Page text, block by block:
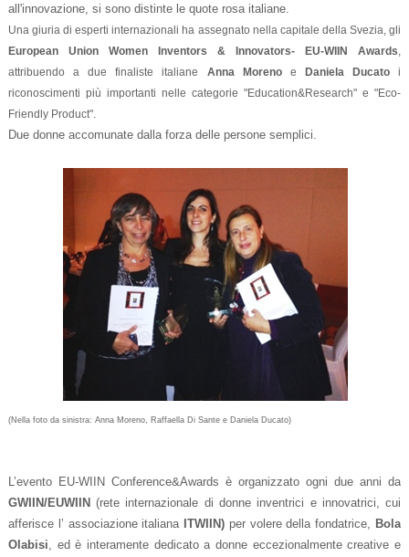
all'innovazione, si sono distinte le quote rosa italiane.
Una giuria di esperti internazionali ha assegnato nella capitale della Svezia, gli
European Union Women Inventors & Innovators- EU-WIIN Awards,
attribuendo a due finaliste italiane Anna Morenoe Daniela Ducatoi
riconoscimenti più importanti nelle categorie "Education&Research" e "Eco-
Friendly Product".
Due donne accomunate dalla forza delle persone semplici.
(Nella foto da sinistra: Anna Moreno, Raffaella Di Sante e Daniela Ducato)
L’evento EU-WIIN Conference&Awards è organizzato ogni due anni da
GWIIN/EUWIIN(rete internazionale di donne inventrici e innovatrici, cui
afferisce l’ associazione italiana ITWIIN) per volere della fondatrice,
Bola
Olabisi , ed è interamente dedicato a donne eccezionalmente creative e